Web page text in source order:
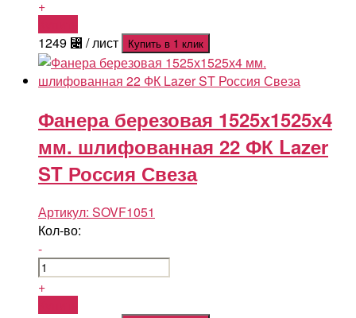
+
1249 ⃄ / лист Купить в 1 клик
Фанера березовая 1525х1525х4
мм. шлифованная 22 ФК Lazer
ST Россия Свеза
Артикул: SOVF1051
Кол-во:
-
+